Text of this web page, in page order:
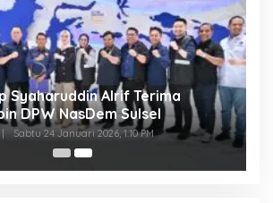
Syaharuddin Alrif Terima
DPW NasDem Sulsel
Sabtu 24 Januari 2026, 1:10 PM